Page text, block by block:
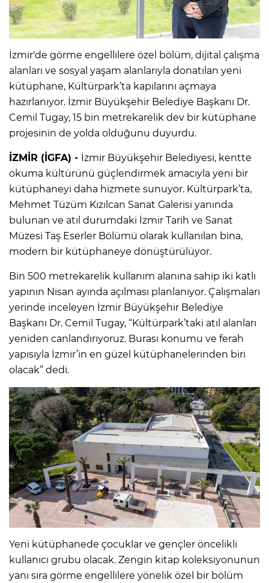
İzmir'de görme engellilere özel bölüm, dijital çalışma
alanları ve sosyal yaşam alanlarıyla donatılan yeni
kütüphane, Kültürpark’ta kapılarını açmaya
hazırlanıyor. İzmir Büyükşehir Belediye Başkanı Dr.
Cemil Tugay, 15 bin metrekarelik dev bir kütüphane
projesinin de yolda olduğunu duyurdu.
İZMİR (İGFA) - İzmir Büyükşehir Belediyesi, kentte
okuma kültürünü güçlendirmek amacıyla yeni bir
kütüphaneyi daha hizmete sunuyor. Kültürpark’ta,
Mehmet Tüzüm Kızılcan Sanat Galerisi yanında
bulunan ve atıl durumdaki İzmir Tarih ve Sanat
Müzesi Taş Eserler Bölümü olarak kullanılan bina,
modern bir kütüphaneye dönüştürülüyor.
Bin 500 metrekarelik kullanım alanına sahip iki katlı
yapının Nisan ayında açılması planlanıyor. Çalışmaları
yerinde inceleyen İzmir Büyükşehir Belediye
Başkanı Dr. Cemil Tugay, “Kültürpark’taki atıl alanları
yeniden canlandırıyoruz. Burası konumu ve ferah
yapısıyla İzmir’in en güzel kütüphanelerinden biri
olacak” dedi.
Yeni kütüphanede çocuklar ve gençler öncelikli
kullanıcı grubu olacak. Zengin kitap koleksiyonunun
yanı sıra görme engellilere yönelik özel bir bölüm